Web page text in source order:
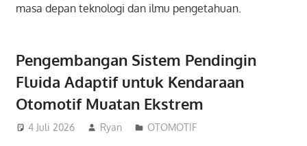
masa depan teknologi dan ilmu pengetahuan.
Pengembangan Sistem Pendingin
Fluida Adaptif untuk Kendaraan
Otomotif Muatan Ekstrem
4 Juli 2026 Ryan OTOMOTIF